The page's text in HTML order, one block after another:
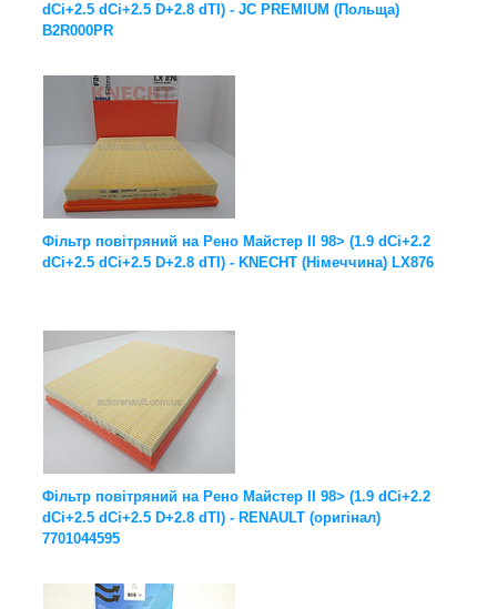
dCi+2.5 dCi+2.5 D+2.8 dTI) - JC PREMIUM (Польща)
B2R000PR
Фільтр повітряний на Рено Майстер II 98> (1.9 dCi+2.2
dCi+2.5 dCi+2.5 D+2.8 dTI) - KNECHT (Німеччина) LX876
Фільтр повітряний на Рено Майстер II 98> (1.9 dCi+2.2
dCi+2.5 dCi+2.5 D+2.8 dTI) - RENAULT (оригінал)
7701044595